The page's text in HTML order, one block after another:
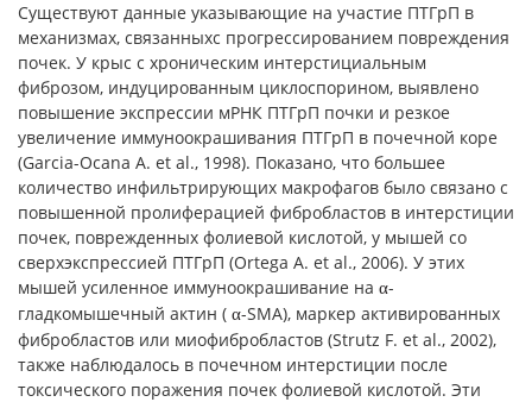
Существуют данные указывающие на участие ПТГрП в
механизмах, связанныхс прогрессированием повреждения
почек. У крыс с хроническим интерстициальным
фиброзом, индуцированным циклоспорином, выявлено
повышение экспрессии мРНК ПТГрП почки и резкое
увеличение иммуноокрашивания ПТГрП в почечной коре
(Garcia-Ocana A. et al., 1998). Показано, что большее
количество инфильтрирующих макрофагов было связано с
повышенной пролиферацией фибробластов в интерстиции
почек, поврежденных фолиевой кислотой, у мышей со
сверхэкспрессией ПТГрП (Ortega A. et al., 2006). У этих
мышей усиленное иммуноокрашивание на α-
гладкомышечный актин ( α-SMA), маркер активированных
фибробластов или миофибробластов (Strutz F. et al., 2002),
также наблюдалось в почечном интерстиции после
токсического поражения почек фолиевой кислотой. Эти